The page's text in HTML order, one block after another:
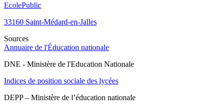
EcolePublic
33160 Saint-Médard-en-Jalles
Sources
Annuaire de l'Éducation nationale
DNE - Ministère de l'Education Nationale
Indices de position sociale des lycées
DEPP – Ministère de l’éducation nationale